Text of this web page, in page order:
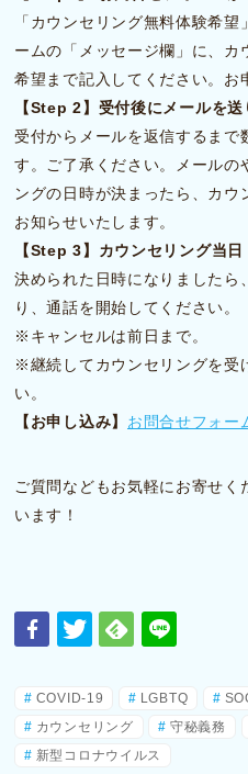
「カウンセリング無料体験希
ームの「メッセージ欄」に、カ
希望まで記入してください。お
【Step 2】受付後にメールを
受付からメールを返信するまで
す。ご了承ください。メールの
ングの日時が決まったら、カ
お知らせいたします。
【Step 3】カウンセリング当日
決められた日時になりましたら
り、通話を開始してください。
※キャンセルは前日まで。
※継続してカウンセリングを受
い。
【お申し込み】 お問合せフォー
ご質問などもお気軽にお寄せ
います！
COVID-19 LGBTQ
カウンセリング
守秘義務
新型コロナウイルス